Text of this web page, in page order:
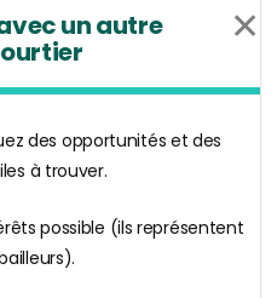
un autre ✕
des opportunités et des
à trouver.
possible (ils représentent